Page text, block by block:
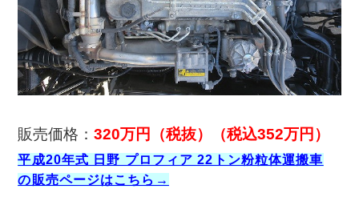
販売価格：320万円（税抜）（税込352万円）
平成20年式 日野 プロフィア 22トン粉粒体運搬車
の販売ページはこちら→